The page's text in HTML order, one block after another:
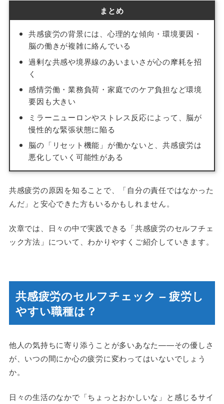
まとめ
共感疲労の背景には、心理的な傾向・環境要因・
脳の働きが複雑に絡んでいる
過剰な共感や境界線のあいまいさが心の摩耗を招
く
感情労働・業務負荷・家庭でのケア負担など環境
要因も大きい
ミラーニューロンやストレス反応によって、脳が
慢性的な緊張状態に陥る
脳の「リセット機能」が働かないと、共感疲労は
悪化していく可能性がある
共感疲労の原因を知ることで、「自分の責任ではなかった
んだ」と安心できた方もいるかもしれません。
次章では、日々の中で実践できる「共感疲労のセルフチェ
ック方法」について、わかりやすくご紹介していきます。
共感疲労のセルフチェック – 疲労し
やすい職種は？
他人の気持ちに寄り添うことが多いあなた——その優しさ
が、いつの間にか心の疲労に変わってはいないでしょう
か。
日々の生活のなかで「ちょっとおかしいな」と感じるサイ